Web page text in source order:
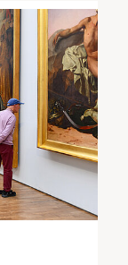
du